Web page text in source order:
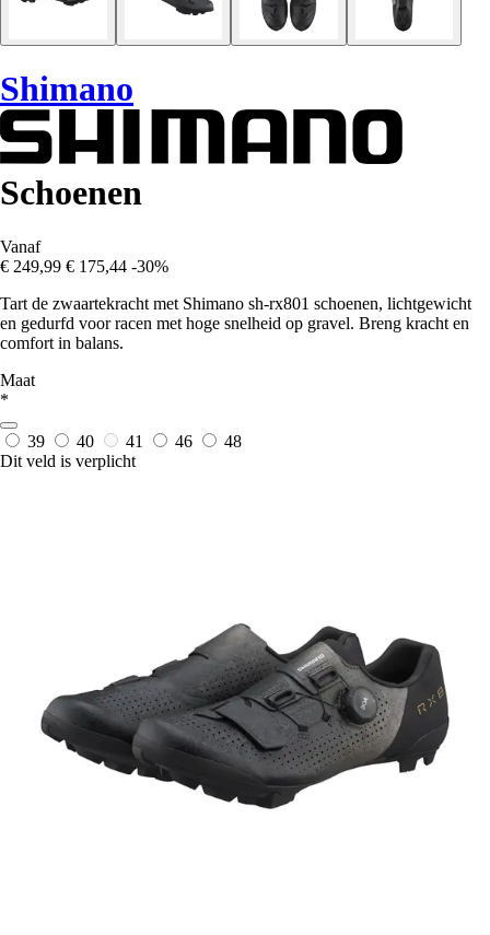
Shimano
Schoenen
Vanaf
€ 249,99 € 175,44 -30%
Tart de zwaartekracht met Shimano sh-rx801 schoenen, lichtgewicht
en gedurfd voor racen met hoge snelheid op gravel. Breng kracht en
comfort in balans.
Maat
*
39 40 41 46
48
Dit veld is verplicht